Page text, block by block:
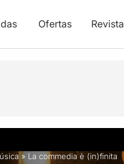
Ofertas Revista
Fotos y vídeos
» La commedia è (in)finita